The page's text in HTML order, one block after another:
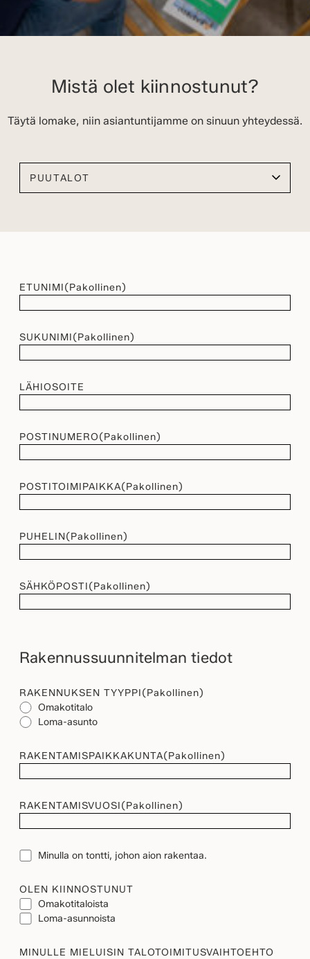
Mistä olet kiinnostunut?
Täytä lomake, niin asiantuntijamme on sinuun yhteydessä.
ETUNIMI(Pakollinen)
SUKUNIMI(Pakollinen)
LÄHIOSOITE
POSTINUMERO(Pakollinen)
POSTITOIMIPAIKKA(Pakollinen)
PUHELIN(Pakollinen)
SÄHKÖPOSTI(Pakollinen)
Rakennussuunnitelman tiedot
RAKENNUKSEN TYYPPI(Pakollinen)
Omakotitalo
Loma-asunto
RAKENTAMISPAIKKAKUNTA(Pakollinen)
RAKENTAMISVUOSI(Pakollinen)
TONTTIMinulla on tontti, johon aion rakentaa.
OLEN KIINNOSTUNUT
Omakotitaloista
Loma-asunnoista
MINULLE MIELUISIN TALOTOIMITUSVAIHTOEHTO